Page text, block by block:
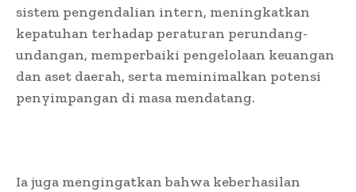
sistem pengendalian intern, meningkatkan
kepatuhan terhadap peraturan perundang-
undangan, memperbaiki pengelolaan keuangan
dan aset daerah, serta meminimalkan potensi
penyimpangan di masa mendatang.
Ia juga mengingatkan bahwa keberhasilan